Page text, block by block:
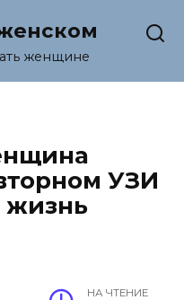
женщине
УЗИ
жизнь
НА ЧТЕНИЕ